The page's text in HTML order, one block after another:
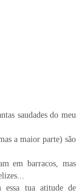
saudades do meu
a maior parte) são
em barracos, mas
essa tua atitude de